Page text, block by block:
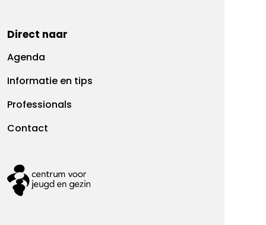
Direct naar
Agenda
Informatie en tips
Professionals
Contact